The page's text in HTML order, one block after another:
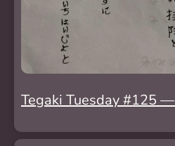
Tegaki Tuesday #125 —